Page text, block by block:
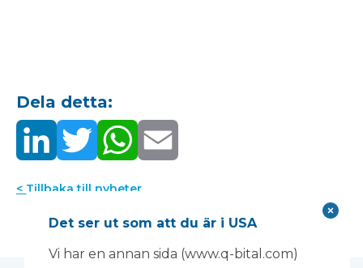
Dela detta:
< Tillbaka till nyheter
Det ser ut som att du är i USA
Vi har en annan sida (www.q-bital.com)